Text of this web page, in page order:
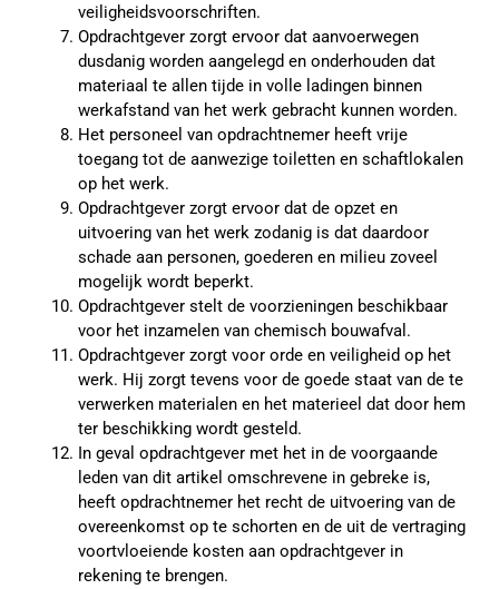
veiligheidsvoorschriften.
Opdrachtgever zorgt ervoor dat aanvoerwegen
dusdanig worden aangelegd en onderhouden dat
materiaal te allen tijde in volle ladingen binnen
werkafstand van het werk gebracht kunnen worden.
Het personeel van opdrachtnemer heeft vrije
toegang tot de aanwezige toiletten en schaftlokalen
op het werk.
Opdrachtgever zorgt ervoor dat de opzet en
uitvoering van het werk zodanig is dat daardoor
schade aan personen, goederen en milieu zoveel
mogelijk wordt beperkt.
Opdrachtgever stelt de voorzieningen beschikbaar
voor het inzamelen van chemisch bouwafval.
Opdrachtgever zorgt voor orde en veiligheid op het
werk. Hij zorgt tevens voor de goede staat van de te
verwerken materialen en het materieel dat door hem
ter beschikking wordt gesteld.
In geval opdrachtgever met het in de voorgaande
leden van dit artikel omschrevene in gebreke is,
heeft opdrachtnemer het recht de uitvoering van de
overeenkomst op te schorten en de uit de vertraging
voortvloeiende kosten aan opdrachtgever in
rekening te brengen.